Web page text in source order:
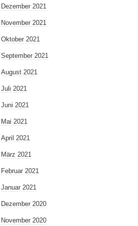
Dezember 2021
November 2021
Oktober 2021
September 2021
August 2021
Juli 2021
Juni 2021
Mai 2021
April 2021
März 2021
Februar 2021
Januar 2021
Dezember 2020
November 2020